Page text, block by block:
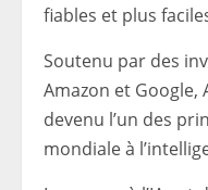
fiables et plus
Soutenu par des
Amazon et
devenu l’un des
mondiale à